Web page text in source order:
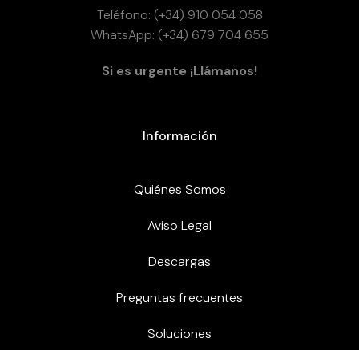
Teléfono: (+34) 910 054 058
WhatsApp: (+34) 679 704 655
Si es urgente ¡Llámanos!
Información
Quiénes Somos
Aviso Legal
Descargas
Preguntas frecuentes
Soluciones